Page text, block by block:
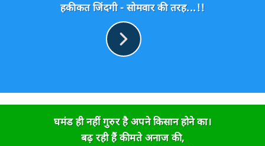
हकीकत जिंदगी - सोमवार की तरह...!!
घमंड ही नहीं गुरुर है अपने किसान होने का।
बढ़ रही हैं कीमते अनाज की,